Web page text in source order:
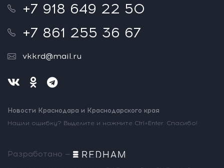
+7 918 649 22 50
+7 861 255 36 67
vkkrd@mail.ru
Новости Краснодара и Краснодарского края
Нашли ошибку? Выделите и нажмите Ctrl+Enter. Спасибо!
Разработано —